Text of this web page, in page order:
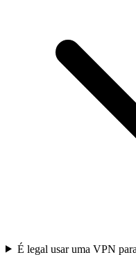
É legal usar uma VPN